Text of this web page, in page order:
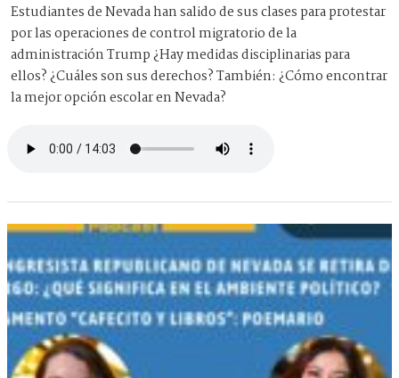
Estudiantes de Nevada han salido de sus clases para protestar
por las operaciones de control migratorio de la
administración Trump ¿Hay medidas disciplinarias para
ellos? ¿Cuáles son sus derechos? También: ¿Cómo encontrar
la mejor opción escolar en Nevada?